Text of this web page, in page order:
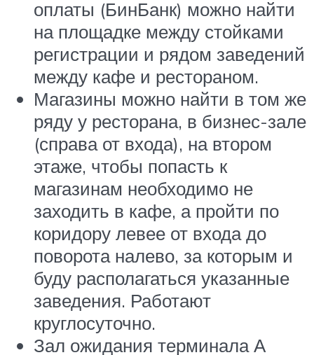
оплаты (БинБанк) можно найти
на площадке между стойками
регистрации и рядом заведений
между кафе и рестораном.
Магазины можно найти в том же
ряду у ресторана, в бизнес-зале
(справа от входа), на втором
этаже, чтобы попасть к
магазинам необходимо не
заходить в кафе, а пройти по
коридору левее от входа до
поворота налево, за которым и
буду располагаться указанные
заведения. Работают
круглосуточно.
Зал ожидания терминала А